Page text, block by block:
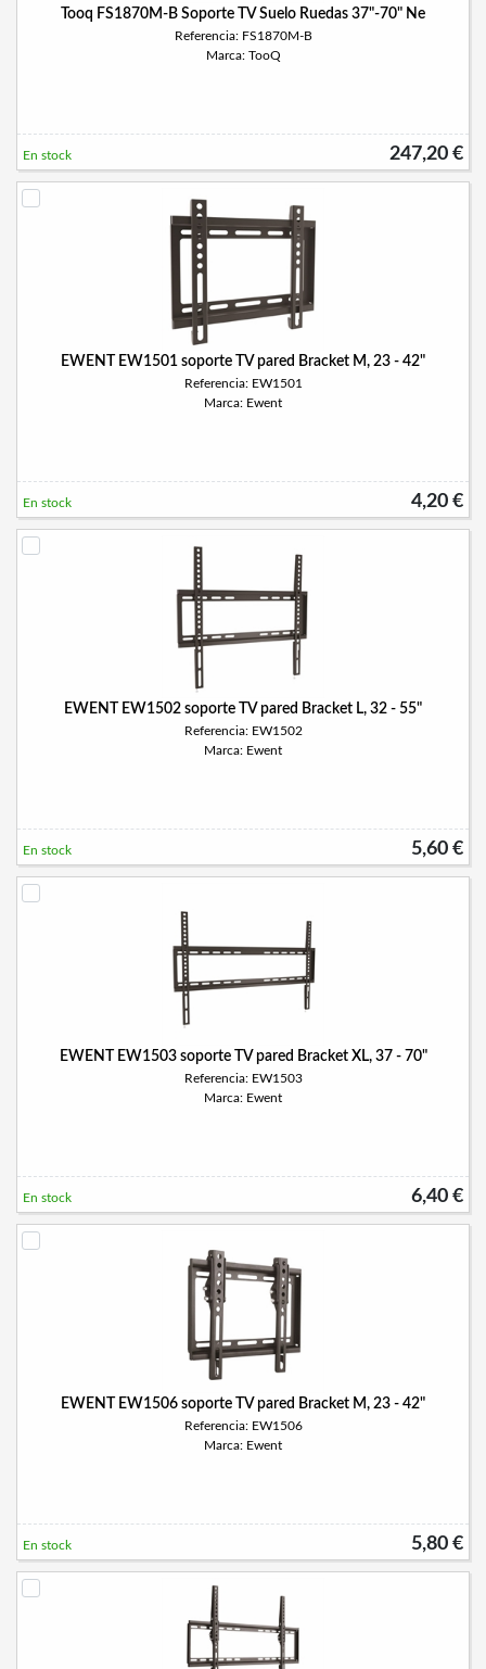
Tooq FS1870M-B Soporte TV Suelo Ruedas 37"-70" Ne
Referencia: FS1870M-B
Marca: TooQ
247,20 €
En stock
EWENT EW1501 soporte TV pared Bracket M, 23 - 42"
Referencia: EW1501
Marca: Ewent
4,20 €
En stock
EWENT EW1502 soporte TV pared Bracket L, 32 - 55"
Referencia: EW1502
Marca: Ewent
5,60 €
En stock
EWENT EW1503 soporte TV pared Bracket XL, 37 - 70"
Referencia: EW1503
Marca: Ewent
6,40 €
En stock
EWENT EW1506 soporte TV pared Bracket M, 23 - 42"
Referencia: EW1506
Marca: Ewent
5,80 €
En stock